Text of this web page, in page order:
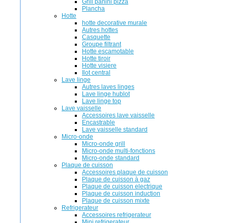
Grill panini pizza
Plancha
Hotte
hotte decorative murale
Autres hottes
Casquette
Groupe filtrant
Hotte escamotable
Hotte tiroir
Hotte visiere
Ilot central
Lave linge
Autres laves linges
Lave linge hublot
Lave linge top
Lave vaisselle
Accessoires lave vaisselle
Encastrable
Lave vaisselle standard
Micro-onde
Micro-onde grill
Micro-onde multi-fonctions
Micro-onde standard
Plaque de cuisson
Accessoires plaque de cuisson
Plaque de cuisson à gaz
Plaque de cuisson electrique
Plaque de cuisson induction
Plaque de cuisson mixte
Refrigerateur
Accessoires refrigerateur